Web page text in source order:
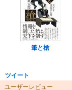
筆と槍
ツイート
ユーザーレビュー